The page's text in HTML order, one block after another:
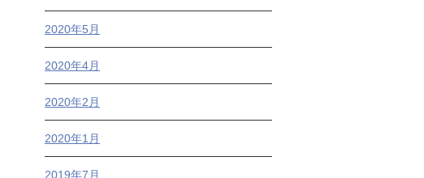
2020年5月
2020年4月
2020年2月
2020年1月
2019年7月